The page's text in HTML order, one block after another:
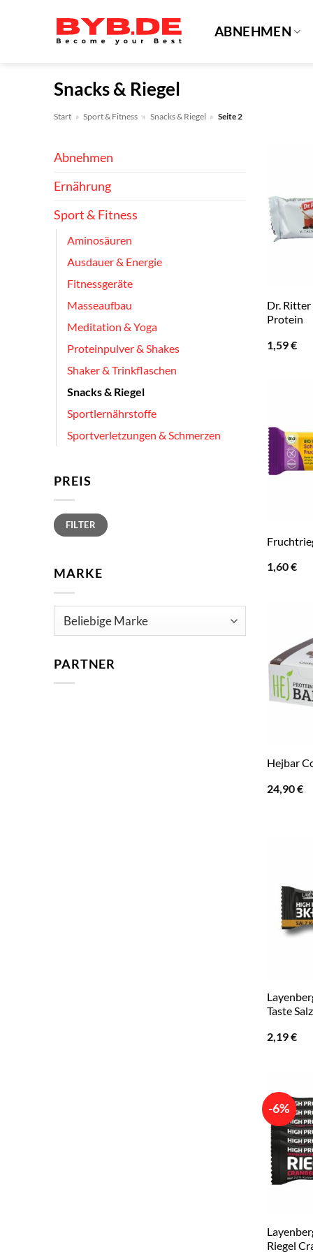
ABNEHMEN
Snacks & Riegel
Start » Sport & Fitness » Snacks & Riegel » Seite 2
Abnehmen
Ernährung
Sport & Fitness
Aminosäuren
Ausdauer & Energie
Fitnessgeräte
Masseaufbau
Meditation & Yoga
Proteinpulver & Shakes
Shaker & Trinkflaschen
Snacks & Riegel
Sportlernährstoffe
Sportverletzungen & Schmerzen
PREIS
Min.
Preis
Max.
PreisFILTER
MARKE
PARTNER
Dr.
Protein
1,59€
1,60€
Hejbar
24,90€
Taste
2,19€
-6%
Riegel